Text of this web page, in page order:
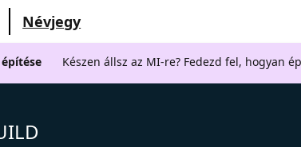
Névjegy
Készen állsz az MI-re? Fedezd fel, hogyan